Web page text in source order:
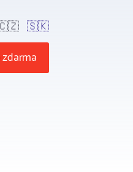
🇸🇰